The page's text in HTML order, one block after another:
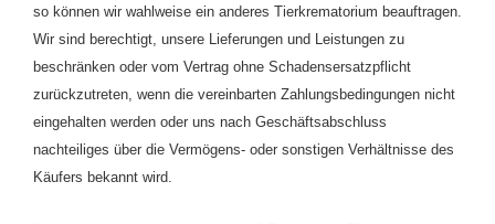
so können wir wahlweise ein anderes Tierkrematorium beauftragen.
Wir sind berechtigt, unsere Lieferungen und Leistungen zu
beschränken oder vom Vertrag ohne Schadensersatzpflicht
zurückzutreten, wenn die vereinbarten Zahlungsbedingungen nicht
eingehalten werden oder uns nach Geschäftsabschluss
nachteiliges über die Vermögens- oder sonstigen Verhältnisse des
Käufers bekannt wird.